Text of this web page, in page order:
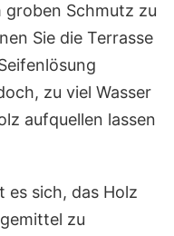
groben Schmutz zu
Sie die Terrasse
zu viel Wasser
aufquellen lassen
es sich, das Holz
zu